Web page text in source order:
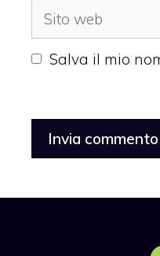
Sito
web
Salva il mio